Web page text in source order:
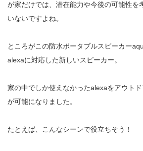
が家だけでは、潜在能力や今後の可能性を
いないですよね。
ところがこの防水ポータブルスピーカー
alexaに対応した新しいスピーカー。
家の中でしか使えなかったalexaをアウト
が可能になりました。
たとえば、こんなシーンで役立ちそう！